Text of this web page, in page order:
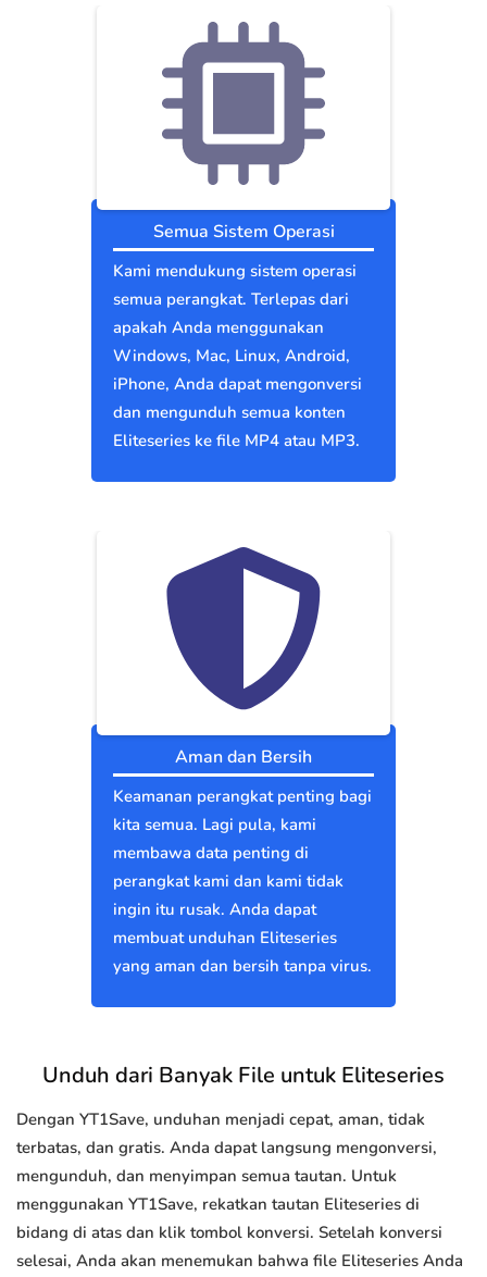
Semua Sistem Operasi
Kami mendukung sistem operasi
semua perangkat. Terlepas dari
apakah Anda menggunakan
Windows, Mac, Linux, Android,
iPhone, Anda dapat mengonversi
dan mengunduh semua konten
Eliteseries ke file MP4 atau MP3.
Aman dan Bersih
Keamanan perangkat penting bagi
kita semua. Lagi pula, kami
membawa data penting di
perangkat kami dan kami tidak
ingin itu rusak. Anda dapat
membuat unduhan Eliteseries
yang aman dan bersih tanpa virus.
Unduh dari Banyak File untuk Eliteseries
Dengan YT1Save, unduhan menjadi cepat, aman, tidak
terbatas, dan gratis. Anda dapat langsung mengonversi,
mengunduh, dan menyimpan semua tautan. Untuk
menggunakan YT1Save, rekatkan tautan Eliteseries di
bidang di atas dan klik tombol konversi. Setelah konversi
selesai, Anda akan menemukan bahwa file Eliteseries Anda